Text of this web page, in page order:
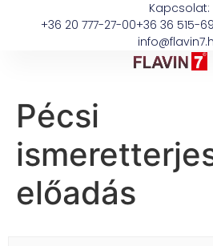
Kapcsolat:
+36 20 777-27-00+36 36 515-
Pécsi
előadás